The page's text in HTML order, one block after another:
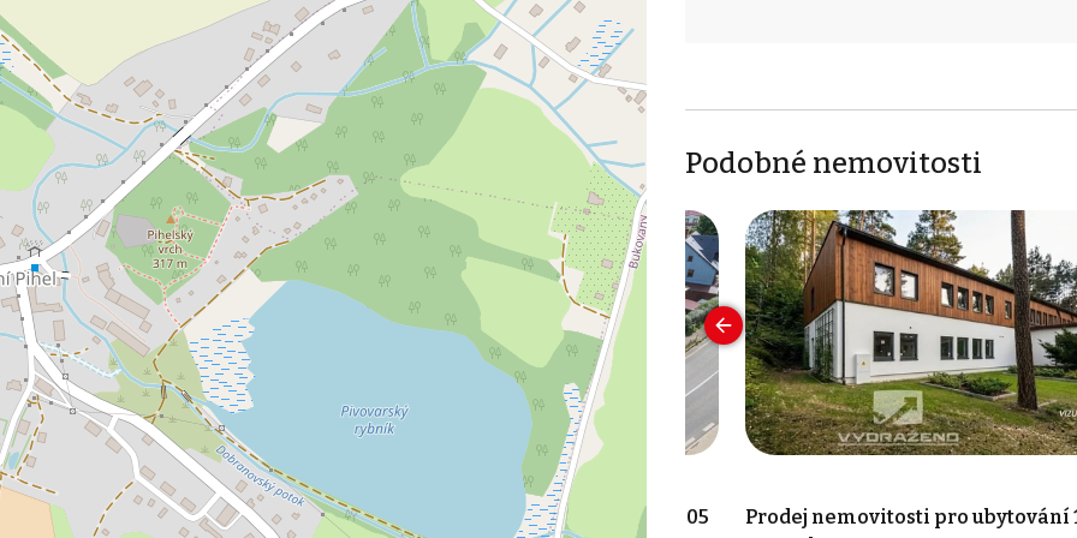
Podobné nemovitosti
nemovitosti pro ubytování 11
Prodej nemovitosti pro ubytování 905
Prodej nemovitosti pro ubytování